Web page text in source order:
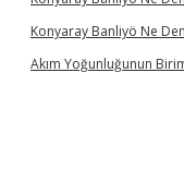
Konyaray Banliyö Ne
Akım Yoğunluğunun